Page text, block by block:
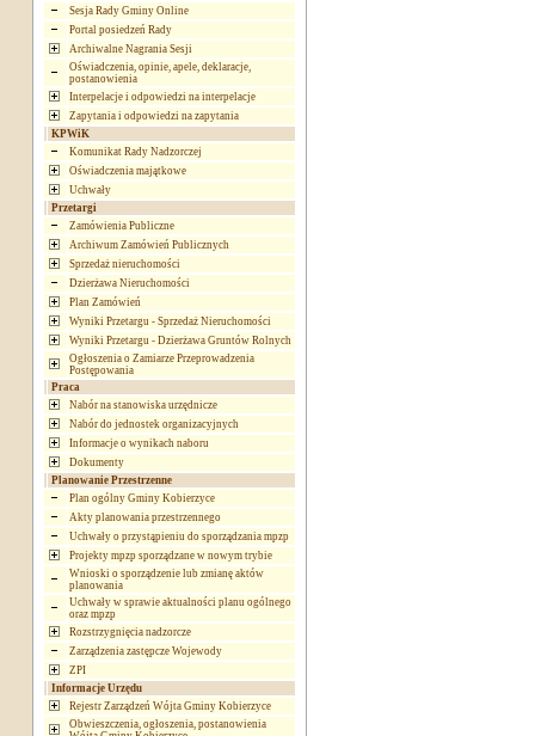
Sesja Rady Gminy Online
Portal posiedzeń Rady
Archiwalne Nagrania Sesji
Oświadczenia, opinie, apele, deklaracje,
postanowienia
Interpelacje i odpowiedzi na interpelacje
Zapytania i odpowiedzi na zapytania
KPWiK
Komunikat Rady Nadzorczej
Oświadczenia majątkowe
Uchwały
Przetargi
Zamówienia Publiczne
Archiwum Zamówień Publicznych
Sprzedaż nieruchomości
Dzierżawa Nieruchomości
Plan Zamówień
Wyniki Przetargu - Sprzedaż Nieruchomości
Wyniki Przetargu - Dzierżawa Gruntów Rolnych
Ogłoszenia o Zamiarze Przeprowadzenia
Postępowania
Praca
Nabór na stanowiska urzędnicze
Nabór do jednostek organizacyjnych
Informacje o wynikach naboru
Dokumenty
Planowanie Przestrzenne
Plan ogólny Gminy Kobierzyce
Akty planowania przestrzennego
Uchwały o przystąpieniu do sporządzania mpzp
Projekty mpzp sporządzane w nowym trybie
Wnioski o sporządzenie lub zmianę aktów
planowania
Uchwały w sprawie aktualności planu ogólnego
oraz mpzp
Rozstrzygnięcia nadzorcze
Zarządzenia zastępcze Wojewody
ZPI
Informacje Urzędu
Rejestr Zarządzeń Wójta Gminy Kobierzyce
Obwieszczenia, ogłoszenia, postanowienia